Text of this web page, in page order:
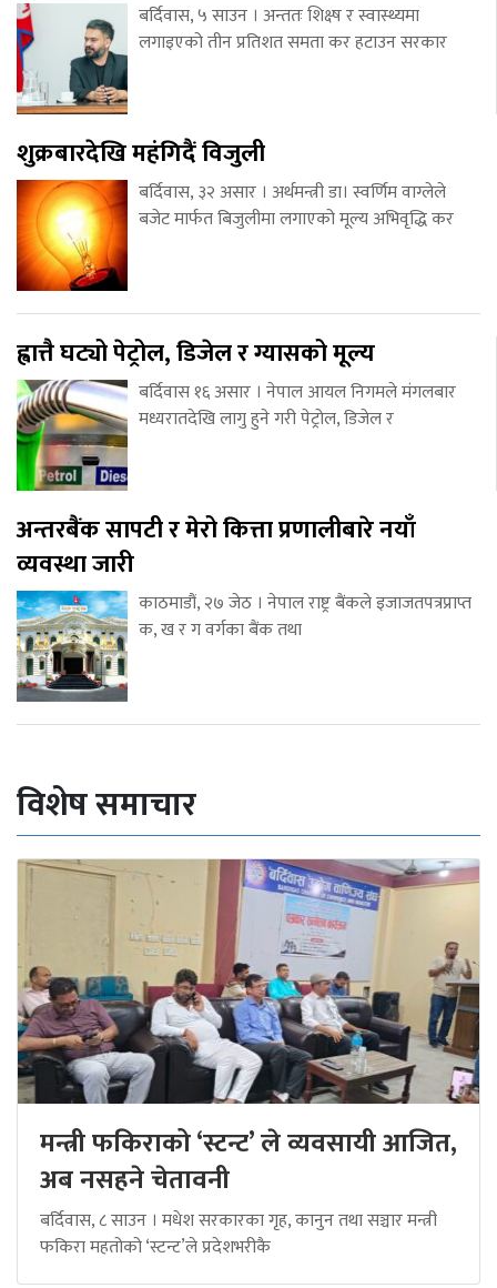
बर्दिवास, ५ साउन । अन्ततः शिक्ष्ष र स्वास्थ्यमा
लगाइएको तीन प्रतिशत समता कर हटाउन सरकार
शुक्रबारदेखि महंगिदैं विजुली
बर्दिवास, ३२ असार । अर्थमन्त्री डा। स्वर्णिम वाग्लेले
बजेट मार्फत बिजुलीमा लगाएको मूल्य अभिवृद्धि कर
ह्वात्तै घट्यो पेट्रोल, डिजेल र ग्यासको मूल्य
बर्दिवास १६ असार । नेपाल आयल निगमले मंगलबार
मध्यरातदेखि लागु हुने गरी पेट्रोल, डिजेल र
अन्तरबैंक सापटी र मेरो कित्ता प्रणालीबारे नयाँ
व्यवस्था जारी
काठमाडौं, २७ जेठ । नेपाल राष्ट्र बैंकले इजाजतपत्रप्राप्त
क, ख र ग वर्गका बैंक तथा
विशेष समाचार
मन्त्री फकिराको ‘स्टन्ट’ ले व्यवसायी आजित,
अब नसहने चेतावनी
बर्दिवास, ८ साउन । मधेश सरकारका गृह, कानुन तथा सञ्चार मन्त्री
फकिरा महतोको ‘स्टन्ट’ले प्रदेशभरीकै